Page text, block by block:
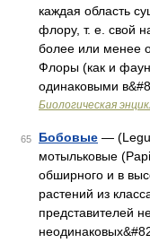
каждая область
флору, т. е. свой
более или менее
Флоры (как и
одинаковыми
Биологическая
65 Бобовые —
мотыльковые
обширного и в
растений из
представителей